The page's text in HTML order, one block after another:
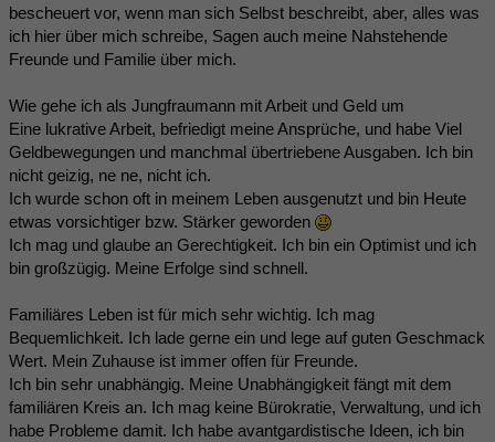
bescheuert vor, wenn man sich Selbst beschreibt, aber, alles was
ich hier über mich schreibe, Sagen auch meine Nahstehende
Freunde und Familie über mich.
Wie gehe ich als Jungfraumann mit Arbeit und Geld um
Eine lukrative Arbeit, befriedigt meine Ansprüche, und habe Viel
Geldbewegungen und manchmal übertriebene Ausgaben. Ich bin
nicht geizig, ne ne, nicht ich.
Ich wurde schon oft in meinem Leben ausgenutzt und bin Heute
etwas vorsichtiger bzw. Stärker geworden
Ich mag und glaube an Gerechtigkeit. Ich bin ein Optimist und ich
bin großzügig. Meine Erfolge sind schnell.
Familiäres Leben ist für mich sehr wichtig. Ich mag
Bequemlichkeit. Ich lade gerne ein und lege auf guten Geschmack
Wert. Mein Zuhause ist immer offen für Freunde.
Ich bin sehr unabhängig. Meine Unabhängigkeit fängt mit dem
familiären Kreis an. Ich mag keine Bürokratie, Verwaltung, und ich
habe Probleme damit. Ich habe avantgardistische Ideen, ich bin